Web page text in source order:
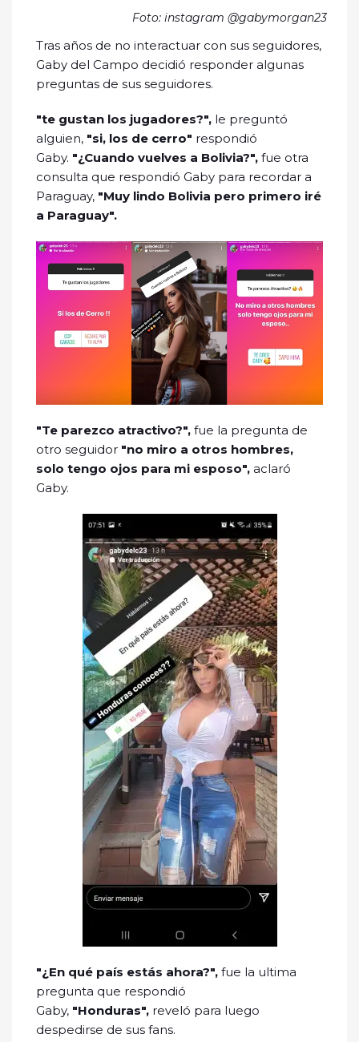
Foto: instagram @gabymorgan23
Tras años de no interactuar con sus seguidores,
Gaby del Campo decidió responder algunas
preguntas de sus seguidores.
"te gustan los jugadores?", le preguntó
alguien, "si, los de cerro" respondió
Gaby. "¿Cuando vuelves a Bolivia?", fue otra
consulta que respondió Gaby para recordar a
Paraguay, "Muy lindo Bolivia pero primero iré
a Paraguay".
"Te parezco atractivo?", fue la pregunta de
otro seguidor "no miro a otros hombres,
solo tengo ojos para mi esposo", aclaró
Gaby.
"¿En qué país estás ahora?", fue la ultima
pregunta que respondió
Gaby, "Honduras", reveló para luego
despedirse de sus fans.